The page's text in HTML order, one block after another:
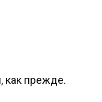
как прежде.